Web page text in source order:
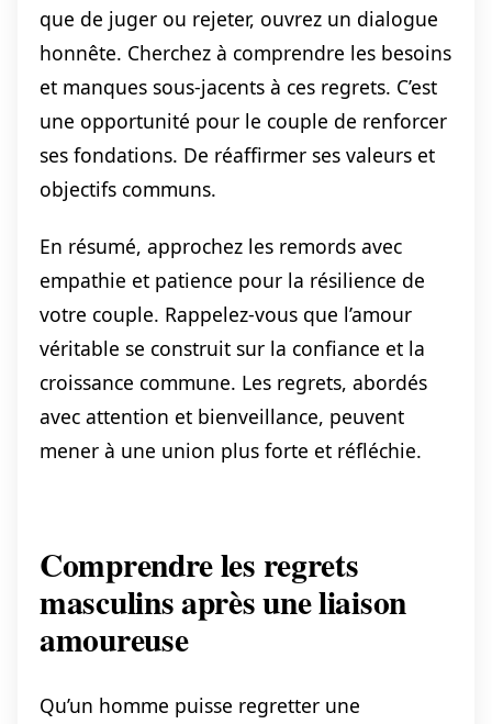
que de juger ou rejeter, ouvrez un dialogue
honnête. Cherchez à comprendre les besoins
et manques sous-jacents à ces regrets. C’est
une opportunité pour le couple de renforcer
ses fondations. De réaffirmer ses valeurs et
objectifs communs.
En résumé, approchez les remords avec
empathie et patience pour la résilience de
votre couple. Rappelez-vous que l’amour
véritable se construit sur la confiance et la
croissance commune. Les regrets, abordés
avec attention et bienveillance, peuvent
mener à une union plus forte et réfléchie.
Comprendre les regrets
masculins après une liaison
amoureuse
Qu’un homme puisse regretter une